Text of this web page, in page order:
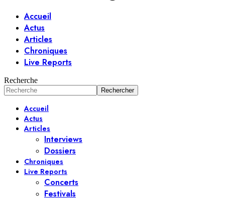
Accueil
Actus
Articles
Chroniques
Live Reports
Recherche
Accueil
Actus
Articles
Interviews
Dossiers
Chroniques
Live Reports
Concerts
Festivals